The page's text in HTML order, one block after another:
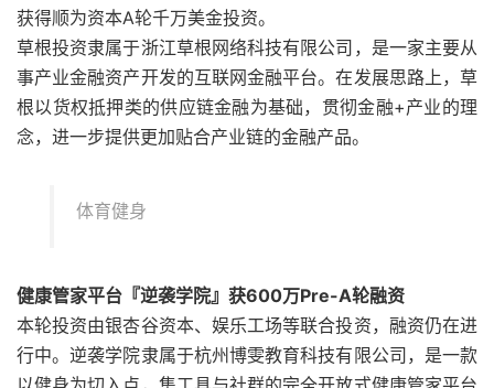
获得顺为资本A轮千万美金投资。
草根投资隶属于浙江草根网络科技有限公司，是一家主要从
事产业金融资产开发的互联网金融平台。在发展思路上，草
根以货权抵押类的供应链金融为基础，贯彻金融+产业的理
念，进一步提供更加贴合产业链的金融产品。
体育健身
健康管家平台『逆袭学院』获600万Pre-A轮融资
本轮投资由银杏谷资本、娱乐工场等联合投资，融资仍在进
行中。逆袭学院隶属于杭州博雯教育科技有限公司，是一款